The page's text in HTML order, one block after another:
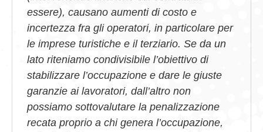
essere), causano aumenti di costo e
incertezza fra gli operatori, in particolare per
le imprese turistiche e il terziario. Se da un
lato riteniamo condivisibile l’obiettivo di
stabilizzare l’occupazione e dare le giuste
garanzie ai lavoratori, dall’altro non
possiamo sottovalutare la penalizzazione
recata proprio a chi genera l’occupazione,